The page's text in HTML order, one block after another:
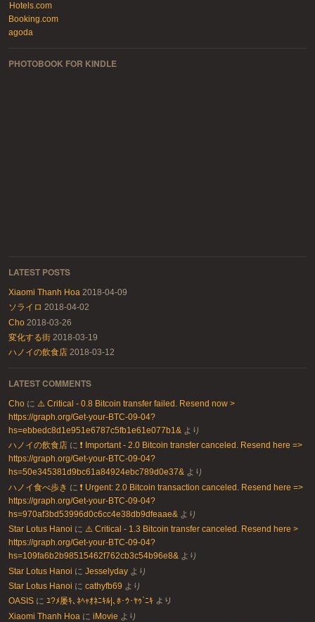
Hotels.com
Booking.com
agoda
PHOTOBOOK FOR KINDLE
LATEST POSTS
Xiaomi Thanh Hoa 2018-04-09
ソライロ 2018-04-02
Cho 2018-03-26
変化する街 2018-03-19
ハノイの飲食店 2018-03-12
LATEST COMMENTS
Choに ⚠️ Critical - 0.8 Bitcoin transfer failed. Resend now >
https://graph.org/Get-your-BTC-09-04?
hs=ebbedc8d1e951e6787c5fb1e61e077b1&より
ハノイの飲食店に ❗ Important - 2.0 Bitcoin transfer canceled. Resend here =>
https://graph.org/Get-your-BTC-09-04?
hs=50e345381d9bc61a84924ebc789d0e37&より
ハノイ食べ歩き に ❗ Urgent: 2.0 Bitcoin transaction canceled. Resend here =>
https://graph.org/Get-your-BTC-09-04?
hs=970af3bd53996d0c6cc4e38db9dfeaae& より
Star Lotus Hanoi に ⚠️ Critical - 1.3 Bitcoin transfer canceled. Resend here >
https://graph.org/Get-your-BTC-09-04?
hs=109fa6b2b98515462f762cb3c54b96e8&より
Star Lotus Hanoi に Jesselydayより
Star Lotus Hanoi に cathyfb69 より
OASISに ﾕ?ﾒ屡ｷ､ﾈﾍｬｵﾈﾆｷﾙ|､ﾎ･ｳ･ﾔｩ`ﾆｷより
Xiaomi Thanh Hoa に iMovie より